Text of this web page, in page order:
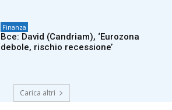
Finanza
Bce: David (Candriam), ‘Eurozona
debole, rischio recessione’
Carica altri